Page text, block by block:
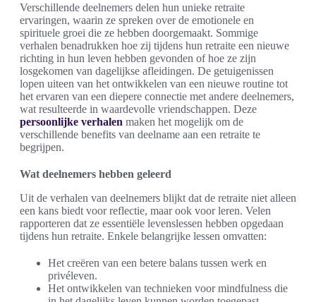
Verschillende deelnemers delen hun unieke retraite
ervaringen, waarin ze spreken over de emotionele en
spirituele groei die ze hebben doorgemaakt. Sommige
verhalen benadrukken hoe zij tijdens hun retraite een nieuwe
richting in hun leven hebben gevonden of hoe ze zijn
losgekomen van dagelijkse afleidingen. De getuigenissen
lopen uiteen van het ontwikkelen van een nieuwe routine tot
het ervaren van een diepere connectie met andere deelnemers,
wat resulteerde in waardevolle vriendschappen. Deze
persoonlijke verhalen maken het mogelijk om de
verschillende benefits van deelname aan een retraite te
begrijpen.
Wat deelnemers hebben geleerd
Uit de verhalen van deelnemers blijkt dat de retraite niet alleen
een kans biedt voor reflectie, maar ook voor leren. Velen
rapporteren dat ze essentiële levenslessen hebben opgedaan
tijdens hun retraite. Enkele belangrijke lessen omvatten:
Het creëren van een betere balans tussen werk en
privéleven.
Het ontwikkelen van technieken voor mindfulness die